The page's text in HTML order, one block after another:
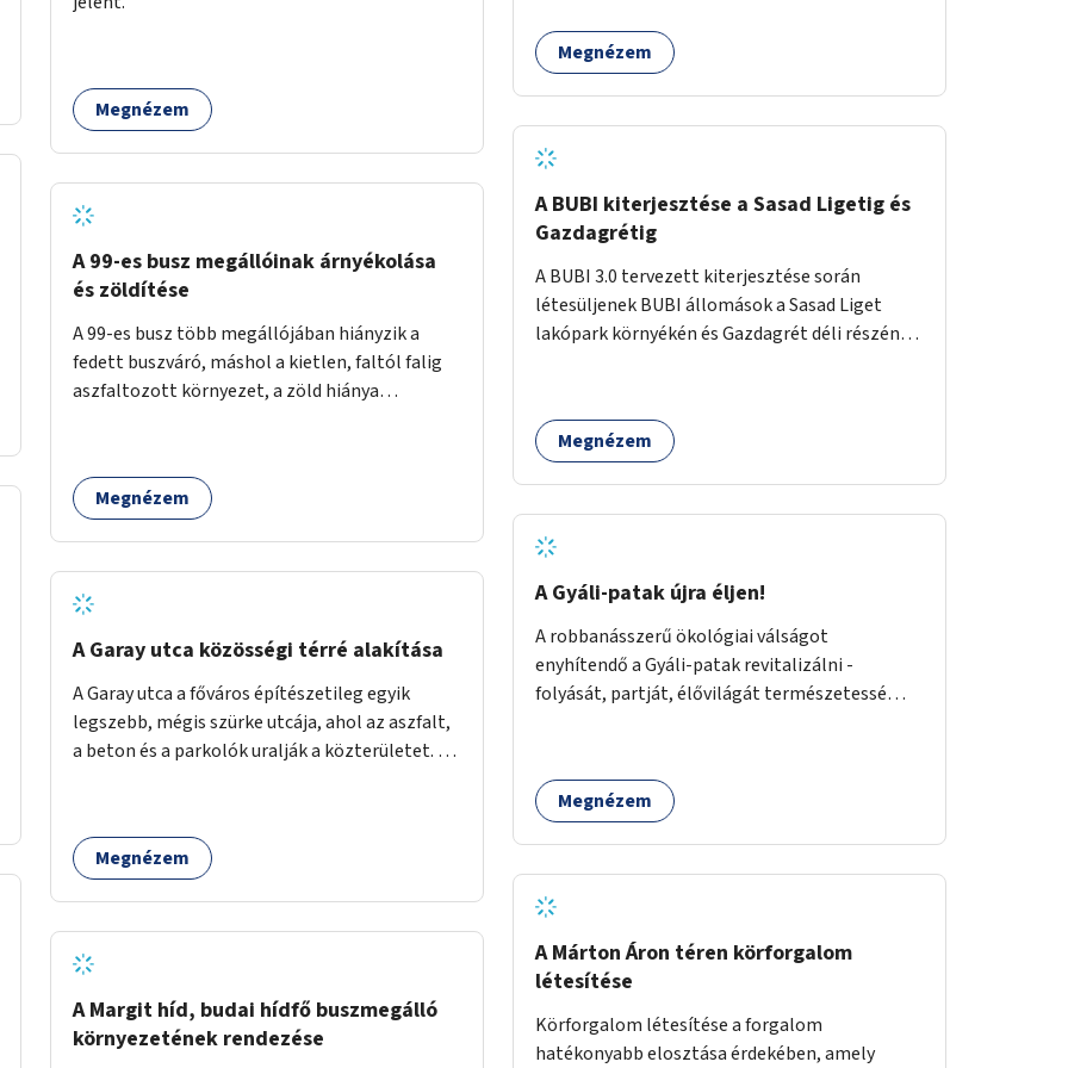
időszakokban zsúfolt 5-ös autóbusz
Megnézem
A 99-es busz megállóinak árnyékolása
és zöldítése
A 99-es busz több megállójában hiányzik a
fedett buszváró, máshol a kietlen, faltól falig
aszfaltozott környezet, a zöld hiánya
zöldítéssel is össze lehetne kötni: ahol
megoldható, ott az utasváróra vagy akár
megállókat.
Megnézem
A Garay utca közösségi térré alakítása
A Garay utca a főváros építészetileg egyik
legszebb, mégis szürke utcája, ahol az aszfalt,
a beton és a parkolók uralják a közterületet. Az
közösségbarát terület létrehozásának. A
szakaszon a parkolás átszervezésével
sakkasztal és egy lábbal tekerhető
mobiltöltőpont tennék kellemesebbé (és
hűvösebbé) a környéken lakók és az arra járók
mindennapjait.
Megnézem
A Margit híd, budai hídfő buszmegálló
környezetének rendezése
alkalmas lenne egy nagy biodiverzitású hosszú
kert kialakítására, több szintű növényzettel,
Megnézem
A BUBI kiterjesztése a Sasad Ligetig és
Gazdagrétig
A BUBI 3.0 tervezett kiterjesztése során
létesüljenek BUBI állomások a Sasad Liget
lakópark környékén és Gazdagrét déli részén
Megnézem
A Gyáli-patak újra éljen!
A robbanásszerű ökológiai válságot
enyhítendő a Gyáli-patak revitalizálni -
folyását, partját, élővilágát természetessé
terhelt módon. Élő kapcsolatot létrehozni
Soroksár és a patak között, illetve a
vezetésével.
Megnézem
A Márton Áron téren körforgalom
létesítése
Körforgalom létesítése a forgalom
hatékonyabb elosztása érdekében, amely